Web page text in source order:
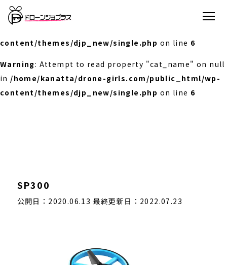
Warning: Undefined array key 0 in
content/themes/djp_new/single.php on line 6
Warning: Attempt to read property "cat_name" on null
in /home/kanatta/drone-girls.com/public_html/wp-
content/themes/djp_new/single.php on line 6
SP300
公開日：2020.06.13 最終更新日：2022.07.23